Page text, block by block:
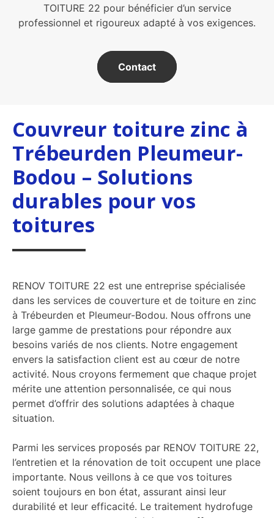
TOITURE 22 pour bénéficier d’un service
professionnel et rigoureux adapté à vos exigences.
Contact
Couvreur toiture zinc à
Trébeurden Pleumeur-
Bodou – Solutions
durables pour vos
toitures
RENOV TOITURE 22 est une entreprise spécialisée
dans les services de couverture et de toiture en zinc
à Trébeurden et Pleumeur-Bodou. Nous offrons une
large gamme de prestations pour répondre aux
besoins variés de nos clients. Notre engagement
envers la satisfaction client est au cœur de notre
activité. Nous croyons fermement que chaque projet
mérite une attention personnalisée, ce qui nous
permet d’offrir des solutions adaptées à chaque
situation.
Parmi les services proposés par RENOV TOITURE 22,
l’entretien et la rénovation de toit occupent une place
importante. Nous veillons à ce que vos toitures
soient toujours en bon état, assurant ainsi leur
durabilité et leur efficacité. Le traitement hydrofuge